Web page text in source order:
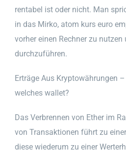
rentabel ist oder nicht. Man
in das Mirko, atom kurs euro
vorher einen Rechner zu
durchzuführen.
Erträge Aus Kryptowährungen
welches wallet?
Das Verbrennen von Ether im
von Transaktionen führt zu
diese wiederum zu einer